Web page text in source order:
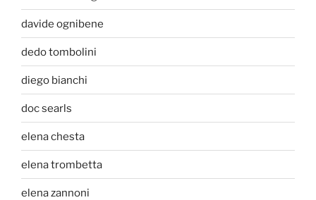
davide ognibene
dedo tombolini
diego bianchi
doc searls
elena chesta
elena trombetta
elena zannoni